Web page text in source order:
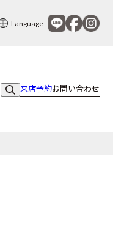
Language
来店予約お問い合わせ